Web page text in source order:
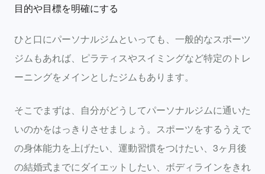
目的や目標を明確にする
ひと口にパーソナルジムといっても、一般的なスポーツ
ジムもあれば、ピラティスやスイミングなど特定のトレ
ーニングをメインとしたジムもあります。
そこでまずは、自分がどうしてパーソナルジムに通いた
いのかをはっきりさせましょう。スポーツをするうえで
の身体能力を上げたい、運動習慣をつけたい、3ヶ月後
の結婚式までにダイエットしたい、ボディラインをきれ